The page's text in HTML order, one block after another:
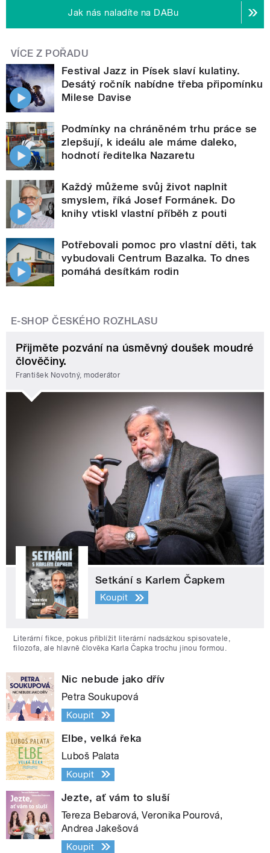
Jak nás naladíte na DABu
VÍCE Z POŘADU
Festival Jazz in Písek slaví kulatiny.
Desátý ročník nabídne třeba připomínku
Milese Davise
Podmínky na chráněném trhu práce se
zlepšují, k ideálu ale máme daleko,
hodnotí ředitelka Nazaretu
Každý můžeme svůj život naplnit
smyslem, říká Josef Formánek. Do
knihy vtiskl vlastní příběh z pouti
Potřebovali pomoc pro vlastní děti, tak
vybudovali Centrum Bazalka. To dnes
pomáhá desítkám rodin
E-SHOP ČESKÉHO ROZHLASU
Přijměte pozvání na úsměvný doušek moudré
člověčiny.
František Novotný, moderátor
Setkání s Karlem Čapkem
Koupit
Literární fikce, pokus přiblížit literární nadsázkou spisovatele,
filozofa, ale hlavně člověka Karla Čapka trochu jinou formou.
Nic nebude jako dřív
Petra Soukupová
Koupit
Elbe, velká řeka
Luboš Palata
Koupit
Jezte, ať vám to sluší
Tereza Bebarová, Veronika Pourová,
Andrea Jakešová
Koupit